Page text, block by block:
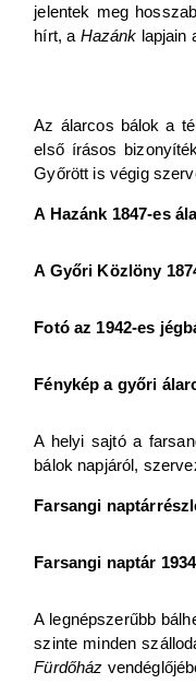
jelentek meg
hírt, a Hazánk lapjain
Az álarcos bálok a
első írásos
Győrött is végig
A Hazánk 1847-es
A Győri Közlöny
Fotó az 1942-es
Fénykép a győri
A helyi sajtó a
bálok napjáról,
Farsangi
Farsangi naptár
A legnépszerűbb
szinte minden
Fürdőház